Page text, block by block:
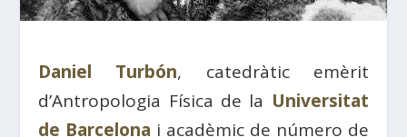
Daniel Turbón, catedràtic emèrit
d’Antropologia Física de la Universitat
de Barcelona i acadèmic de número de